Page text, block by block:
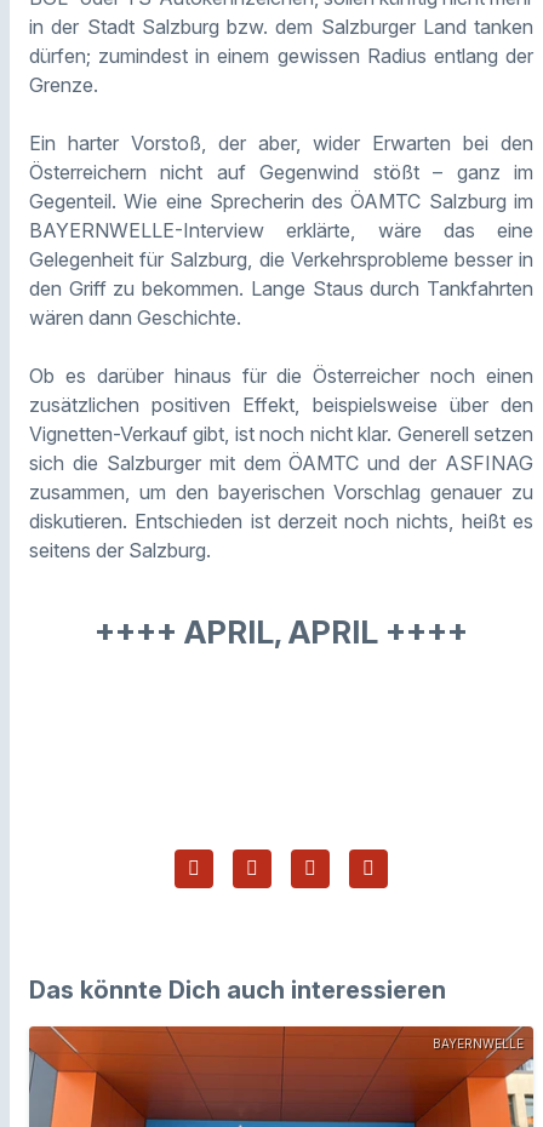
in der Stadt Salzburg bzw. dem Salzburger Land tanken
dürfen; zumindest in einem gewissen Radius entlang der
Grenze.
Ein harter Vorstoß, der aber, wider Erwarten bei den
Österreichern nicht auf Gegenwind stößt – ganz im
Gegenteil. Wie eine Sprecherin des ÖAMTC Salzburg im
BAYERNWELLE-Interview erklärte, wäre das eine
Gelegenheit für Salzburg, die Verkehrsprobleme besser in
den Griff zu bekommen. Lange Staus durch Tankfahrten
wären dann Geschichte.
Ob es darüber hinaus für die Österreicher noch einen
zusätzlichen positiven Effekt, beispielsweise über den
Vignetten-Verkauf gibt, ist noch nicht klar. Generell setzen
sich die Salzburger mit dem ÖAMTC und der ASFINAG
zusammen, um den bayerischen Vorschlag genauer zu
diskutieren. Entschieden ist derzeit noch nichts, heißt es
seitens der Salzburg.
++++ APRIL, APRIL ++++
Das könnte Dich auch interessieren
BAYERNWELLE